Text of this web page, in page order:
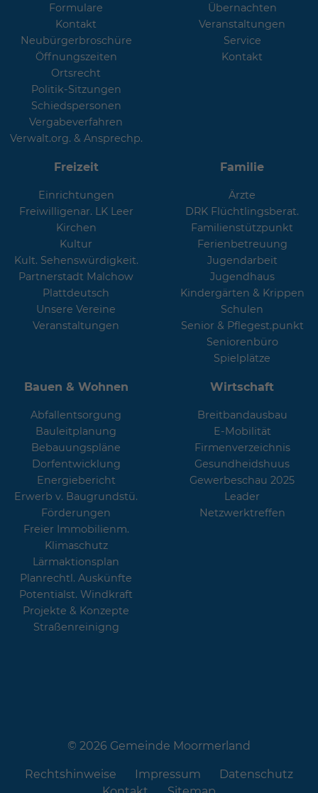
Formulare
Kontakt
Neubürgerbroschüre
Öffnungszeiten
Ortsrecht
Politik-Sitzungen
Schiedspersonen
Vergabeverfahren
Verwalt.org. & Ansprechp.
Übernachten
Veranstaltungen
Service
Kontakt
Freizeit
Einrichtungen
Freiwilligenar. LK Leer
Kirchen
Kultur
Kult. Sehenswürdigkeit.
Partnerstadt Malchow
Plattdeutsch
Unsere Vereine
Veranstaltungen
Familie
Ärzte
DRK Flüchtlingsberat.
Familienstützpunkt
Ferienbetreuung
Jugendarbeit
Jugendhaus
Kindergärten & Krippen
Schulen
Senior & Pflegest.punkt
Seniorenbüro
Spielplätze
Bauen & Wohnen
Abfallentsorgung
Bauleitplanung
Bebauungspläne
Dorfentwicklung
Energiebericht
Erwerb v. Baugrundstü.
Förderungen
Freier Immobilienm.
Klimaschutz
Lärmaktionsplan
Planrechtl. Auskünfte
Potentialst. Windkraft
Projekte & Konzepte
Straßenreinigng
Wirtschaft
Breitbandausbau
E-Mobilität
Firmenverzeichnis
Gesundheidshuus
Gewerbeschau 2025
Leader
Netzwerktreffen
© 2026 Gemeinde Moormerland
Rechtshinweise Impressum
Datenschutz